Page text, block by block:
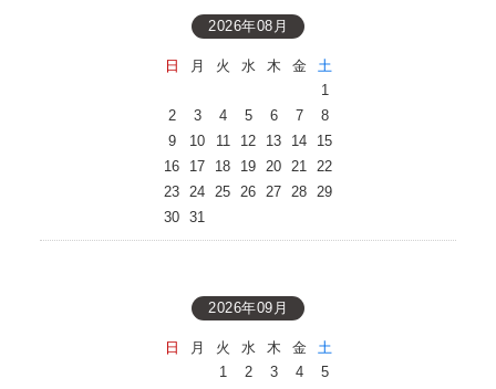
2026年08月
日 月 火 水 木 金
土
1
2
3 4 5 6 7
8
9
10 11 12 13 14
15
16
17 18 19 20 21 22
23 24 25 26 27 28 29
30 31
2026年09月
日 月 火 水 木 金
土
1
2 3 4 5